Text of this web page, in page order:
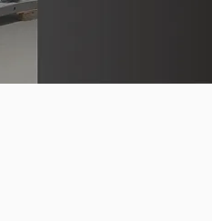
wir zuverlässige,